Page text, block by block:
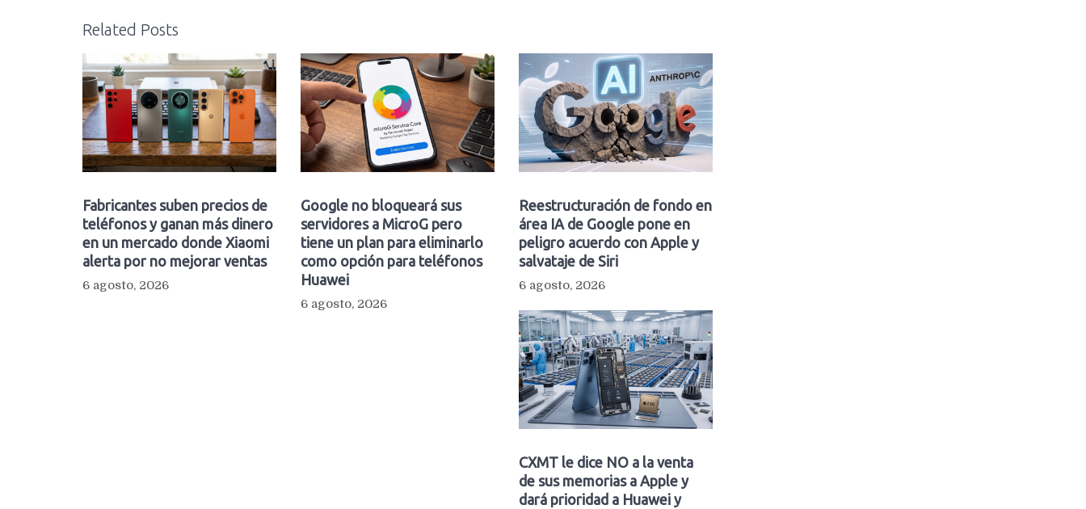
Related Posts
Fabricantes suben precios de
teléfonos y ganan más dinero
en un mercado donde Xiaomi
alerta por no mejorar ventas
6 agosto, 2026
Google no bloqueará sus
servidores a MicroG pero
tiene un plan para eliminarlo
como opción para teléfonos
Huawei
6 agosto, 2026
Reestructuración de fondo en
área IA de Google pone en
peligro acuerdo con Apple y
salvataje de Siri
6 agosto, 2026
CXMT le dice NO a la venta
de sus memorias a Apple y
dará prioridad a Huawei y